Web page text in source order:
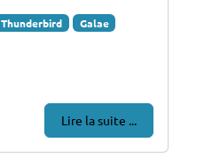
Thunderbird
Galae
Lire la suite ...